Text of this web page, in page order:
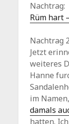
Nachtrag:
Rüm hart
Nachtrag
Jetzt
weiteres
Hanne
im
damals
hatten.